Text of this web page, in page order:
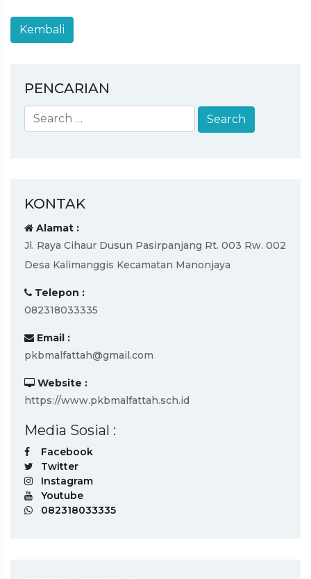
PENCARIAN
KONTAK
Alamat :
Jl. Raya Cihaur Dusun Pasirpanjang Rt. 003 Rw. 002
Desa Kalimanggis Kecamatan Manonjaya
Telepon :
082318033335
Email :
pkbmalfattah@gmail.com
Website :
https://www.pkbmalfattah.sch.id
Media Sosial :
Facebook
Twitter
Instagram
Youtube
082318033335